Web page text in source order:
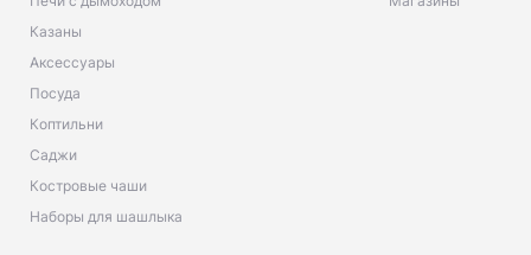
Казаны
Аксессуары
Посуда
Коптильни
Саджи
Костровые чаши
Наборы для шашлыка